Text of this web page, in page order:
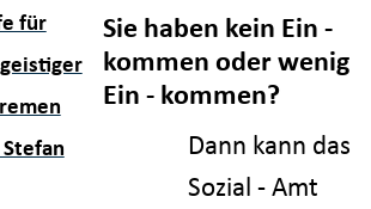
für
Sie haben kein Ein -
kommen oder wenig
Ein - kommen?
Dann kann das
Sozial - Amt